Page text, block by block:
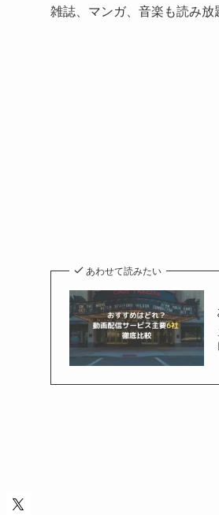
雑誌、マンガ、音楽も読み放
あわせて読みたい